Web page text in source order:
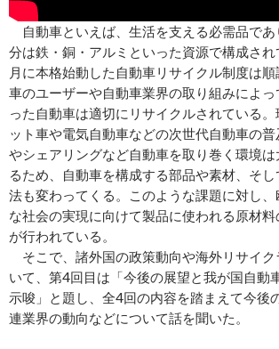
自動車といえば、生活を支える必需品であ
分は鉄・銅・アルミといった資源で構成さ
月に本格始動した自動車リサイクル制度は
車のユーザーや自動車業界の取り組みによ
った自動車は適切にリサイクルされている。
ット車や電気自動車などの次世代自動車の
やシェアリングなど自動車を取り巻く環境
るため、自動車を構成する部品や素材、そ
法も変わってくる。このような課題に対し
な社会の実現に向けて製品に使われる原材
が行われている。
そこで、諸外国の政策動向や海外リサイク
いて、第4回目は「今後の展望と我が国自動
示唆」と題し、全4回の内容を踏まえて今後
連業界の動向などについて話を聞いた。